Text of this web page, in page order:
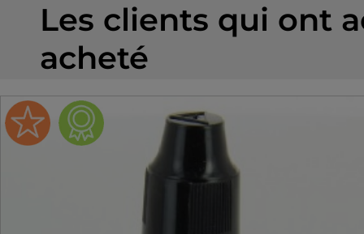
Les clients qui ont
acheté